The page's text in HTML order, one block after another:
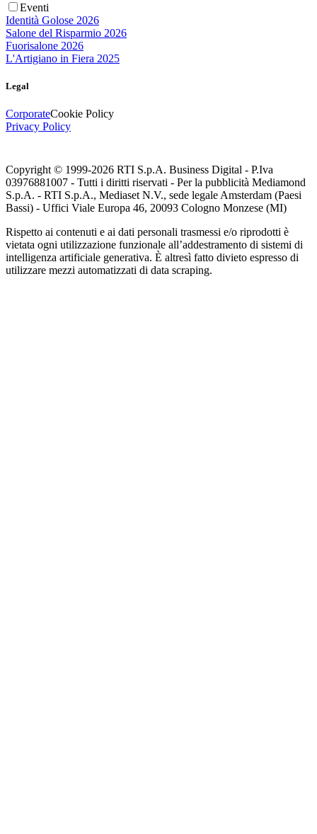
Eventi
Identità Golose 2026
Salone del Risparmio 2026
Fuorisalone 2026
L'Artigiano in Fiera 2025
Legal
CorporateCookie Policy
Privacy Policy
Copyright © 1999-2026 RTI S.p.A. Business Digital - P.Iva
03976881007 - Tutti i diritti riservati - Per la pubblicità Mediamond
S.p.A. - RTI S.p.A., Mediaset N.V., sede legale Amsterdam (Paesi
Bassi) - Uffici Viale Europa 46, 20093 Cologno Monzese (MI)
Rispetto ai contenuti e ai dati personali trasmessi e/o riprodotti è
vietata ogni utilizzazione funzionale all’addestramento di sistemi di
intelligenza artificiale generativa. È altresì fatto divieto espresso di
utilizzare mezzi automatizzati di data scraping.